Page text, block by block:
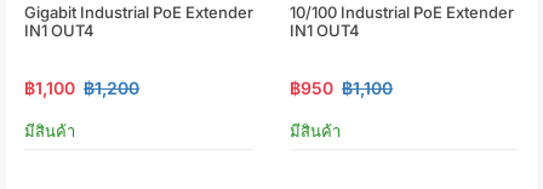
Gigabit Industrial PoE Extender
IN1 OUT4
฿1,100 ฿1,200
มีสินค้า
10/100 Industrial PoE Extender
IN1 OUT4
฿950 ฿1,100
มีสินค้า